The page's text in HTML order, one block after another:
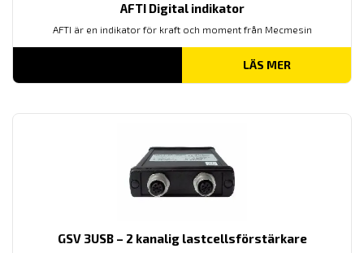
AFTI Digital indikator
AFTI är en indikator för kraft och moment från Mecmesin
LÄS MER
GSV 3USB – 2 kanalig lastcellsförstärkare